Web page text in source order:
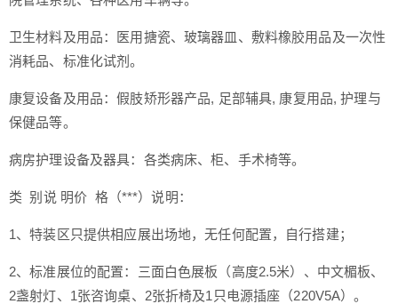
卫生材料及用品：医用搪瓷、玻璃器皿、敷料橡胶用品及一次性
消耗品、标准化试剂。
康复设备及用品：假肢矫形器产品, 足部辅具, 康复用品, 护理与
保健品等。
病房护理设备及器具：各类病床、柜、手术椅等。
类 别 说 明价 格（***）说明：
1、特装区只提供相应展出场地，无任何配置，自行搭建；
2、标准展位的配置：三面白色展板（高度2.5米）、中文楣板、
2盏射灯、1张咨询桌、2张折椅及1只电源插座（220V5A）。